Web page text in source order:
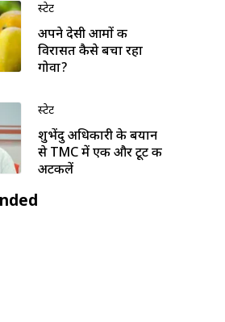
स्टेट
अपने देसी आमों की
विरासत कैसे बचा रहा
गोवा?
स्टेट
शुभेंदु अधिकारी के बयान
से TMC में एक और टूट की
अटकलें